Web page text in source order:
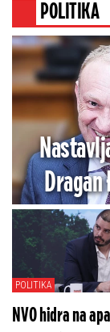
POLITIKA
Dragan
POLITIKA
NVO hidra na